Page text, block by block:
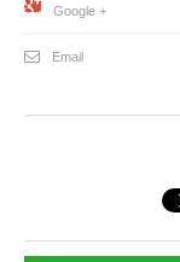
Google +
Email